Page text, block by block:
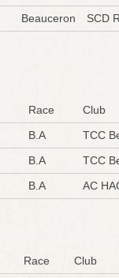
Beauceron SCD
Race
Club
B.A
TCC
B.A
TCC
B.A AC
Race
Club